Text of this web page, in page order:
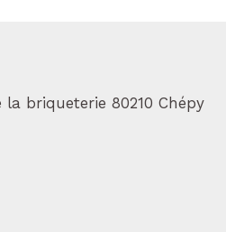
la briqueterie 80210 Chépy